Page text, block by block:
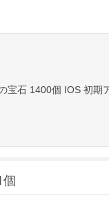
宝石 1400個 IOS 初期